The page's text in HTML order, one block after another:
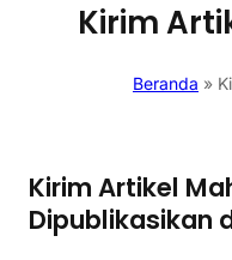
Kirim
Beranda »
Kirim Artikel
Dipublikasikan